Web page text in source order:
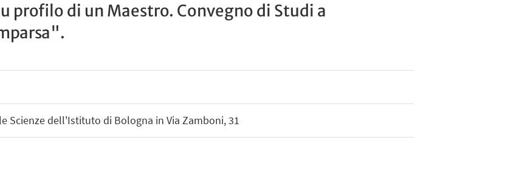
profilo di un Maestro. Convegno di Studi a
Scienze dell'Istituto di Bologna in Via Zamboni, 31